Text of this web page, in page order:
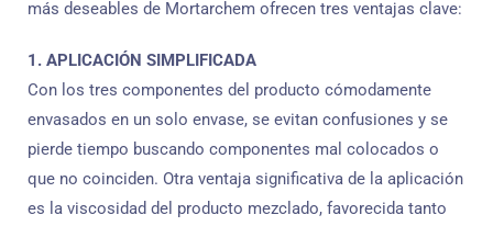
más deseables de Mortarchem ofrecen tres ventajas clave:
1. APLICACIÓN SIMPLIFICADA
Con los tres componentes del producto cómodamente
envasados ​​en un solo envase, se evitan confusiones y se
pierde tiempo buscando componentes mal colocados o
que no coinciden. Otra ventaja significativa de la aplicación
es la viscosidad del producto mezclado, favorecida tanto